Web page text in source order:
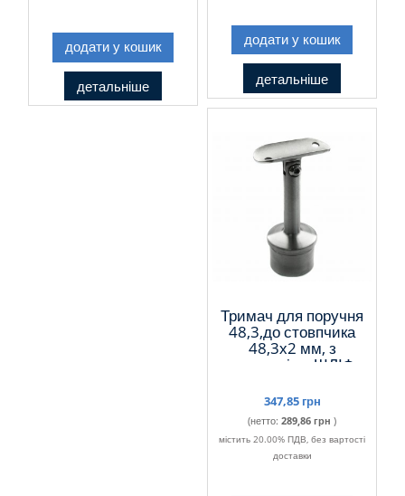
додати у кошик
детальніше
додати у кошик
детальніше
Тримач для поручня
48,3,до стовпчика
48,3х2 мм, з
регуляцією ШЛІФ
347,85 грн
(нетто: 289,86 грн )
містить 20.00% ПДВ, без вартості
доставки